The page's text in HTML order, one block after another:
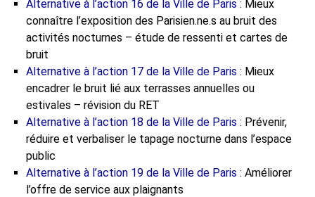
Alternative à l’action 16 de la Ville de Paris : Mieux
connaître l’exposition des Parisien.ne.s au bruit des
activités nocturnes – étude de ressenti et cartes de
bruit
Alternative à l’action 17 de la Ville de Paris : Mieux
encadrer le bruit lié aux terrasses annuelles ou
estivales – révision du RET
Alternative à l’action 18 de la Ville de Paris : Prévenir,
réduire et verbaliser le tapage nocturne dans l’espace
public
Alternative à l’action 19 de la Ville de Paris : Améliorer
l’offre de service aux plaignants